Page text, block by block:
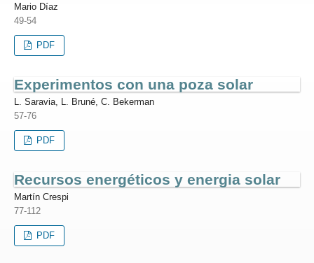
Mario Díaz
49-54
PDF
Experimentos con una poza solar
L. Saravia, L. Bruné, C. Bekerman
57-76
PDF
Recursos energéticos y energia solar
Martín Crespi
77-112
PDF